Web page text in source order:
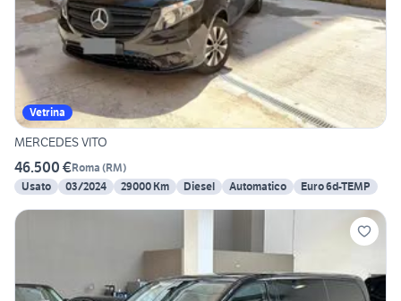
Vetrina
MERCEDES VITO
46.500 €Roma (RM)
Usato
03/2024 29000 Km Diesel Automatico Euro 6d-TEMP